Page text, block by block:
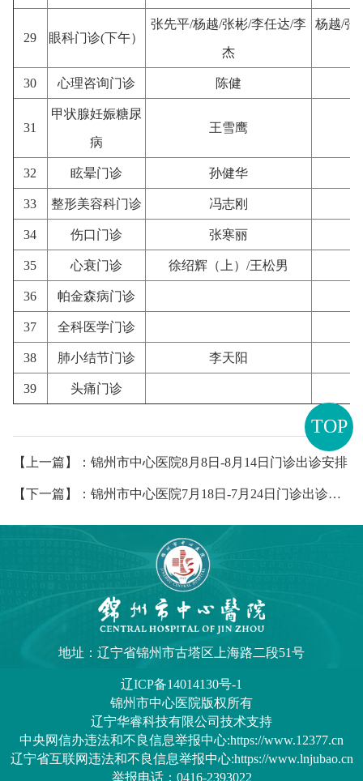
TOP
29 眼科门诊(下午）
张先平/杨越/张彬/李任达/李
杰
杨越/张
30 心理咨询门诊 陈健
31
甲状腺妊娠糖尿
病
王雪鹰
32 眩晕门诊 孙健华
33 整形美容科门诊 冯志刚
34 伤口门诊 张寒丽
35 心衰门诊 徐绍辉（上）/王松男
36 帕金森病门诊
37 全科医学门诊
38 肺小结节门诊 李天阳
39 头痛门诊
【上一篇】：锦州市中心医院8月8日-8月14日门诊出诊安排
【下一篇】：锦州市中心医院7月18日-7月24日门诊出诊安排
地址：辽宁省锦州市古塔区上海路二段51号
辽ICP备14014130号-1
锦州市中心医院版权所有
辽宁华睿科技有限公司技术支持
中央网信办违法和不良信息举报中心:https://www.12377.cn
辽宁省互联网违法和不良信息举报中心:https://www.lnjubao.cn
举报电话：0416-2393022